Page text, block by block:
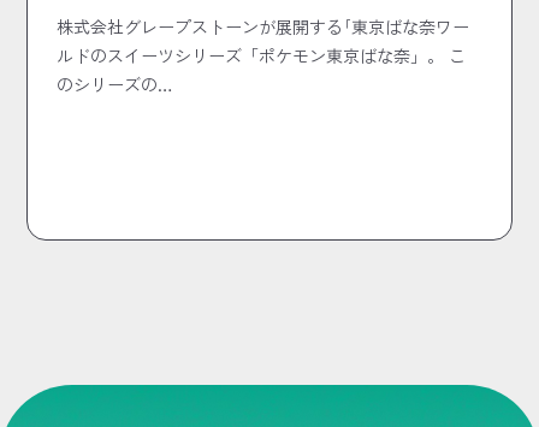
株式会社グレープストーンが展開する｢東京ばな奈ワー
ルドのスイーツシリーズ「ポケモン東京ばな奈」。 こ
のシリーズの…